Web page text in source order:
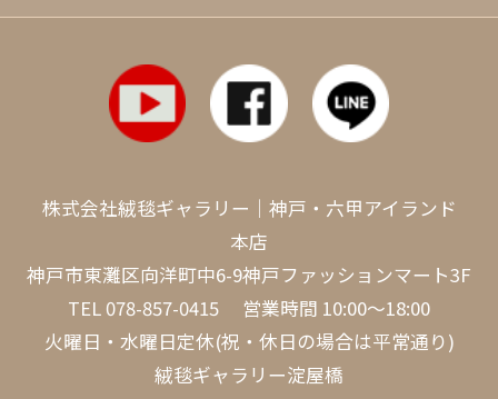
株式会社絨毯ギャラリー｜神戸・六甲アイランド
本店
神戸市東灘区向洋町中6-9神戸ファッションマート3F
TEL 078-857-0415 営業時間 10:00～18:00
火曜日・水曜日定休(祝・休日の場合は平常通り)
絨毯ギャラリー淀屋橋